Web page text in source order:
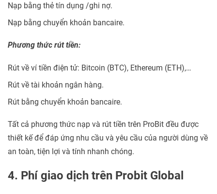
Nạp bằng thẻ tín dụng /ghi nợ.
Nạp bằng chuyển khoản bancaire.
Phương thức rút tiền:
Rút về ví tiền điện tử: Bitcoin (BTC), Ethereum (ETH),…
Rút về tài khoản ngân hàng.
Rút bằng chuyển khoản bancaire.
Tất cả phương thức nạp và rút tiền trên ProBit đều được
thiết kế để đáp ứng nhu cầu và yêu cầu của người dùng về
an toàn, tiện lợi và tính nhanh chóng.
4. Phí giao dịch trên Probit Global